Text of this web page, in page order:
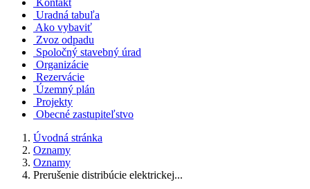
Kontakt
Uradná tabuľa
Ako vybaviť
Zvoz odpadu
Spoločný stavebný úrad
Organizácie
Rezervácie
Územný plán
Projekty
Obecné zastupiteľstvo
Úvodná stránka
Oznamy
Oznamy
Prerušenie distribúcie elektrickej...